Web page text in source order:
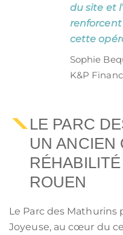
du site et
cette
Sophie
K&P
LE PARC
UN ANCIEN
ROUEN
Le Parc des Mathurins
Joyeuse, au cœur du